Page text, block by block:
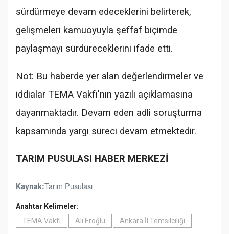
sürdürmeye devam edeceklerini belirterek,
gelişmeleri kamuoyuyla şeffaf biçimde
paylaşmayı sürdüreceklerini ifade etti.
Not: Bu haberde yer alan değerlendirmeler ve
iddialar TEMA Vakfı'nın yazılı açıklamasına
dayanmaktadır. Devam eden adli soruşturma
kapsamında yargı süreci devam etmektedir.
TARIM PUSULASI HABER MERKEZİ
Kaynak:Tarım Pusulası
Anahtar Kelimeler:
TEMA Vakfı
Ali Eroğlu Ankara İl Temsilciliği